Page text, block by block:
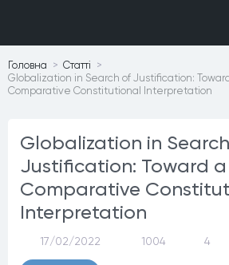
Головна
Статтi
Globalization in Search of Justification:
Comparative Constitutional Interpretation
Globalization in
Justification: Toward
Comparative
Interpretation
17/02/2022 1004 4